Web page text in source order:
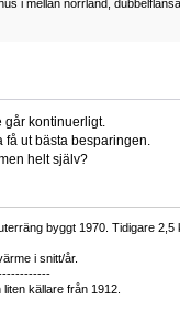
i mellan norrland,
går kontinuerligt.
få ut bästa besparingen.
helt själv?
byggt 1970. Tidigare
i snitt/år.
källare från 1912.